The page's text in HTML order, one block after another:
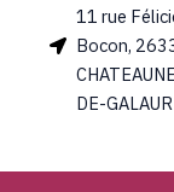
11 rue
Bocon,
DE-